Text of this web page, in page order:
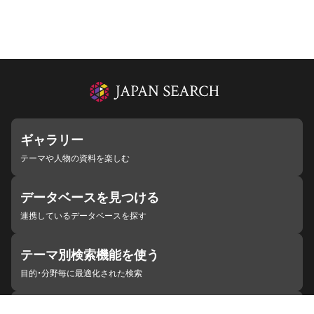
ギャラリー
テーマや人物の資料を楽しむ
データベースを見つける
連携しているデータベースを探す
テーマ別検索機能を使う
目的・分野毎に最適化された検索